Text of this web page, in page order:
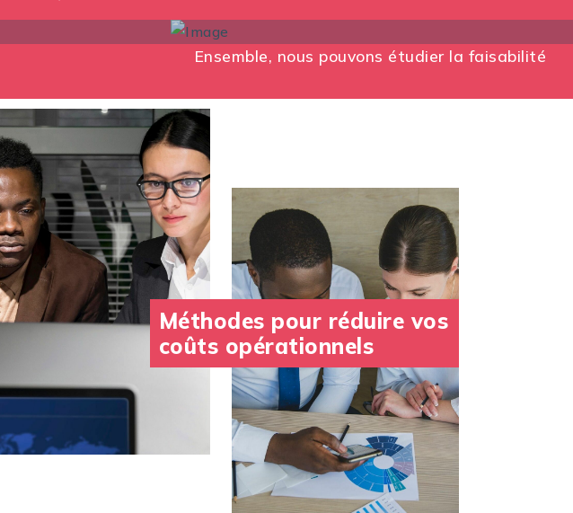
Ensemble, nous pouvons étudier la faisabilité
Méthodes pour réduire vos
coûts opérationnels